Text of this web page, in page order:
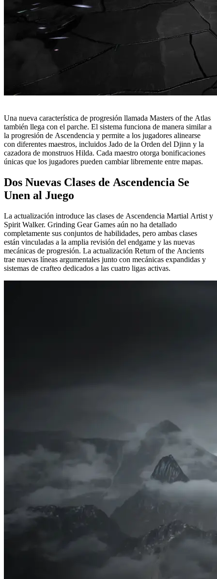
Una nueva característica de progresión llamada Masters of the Atlas
también llega con el parche. El sistema funciona de manera similar a
la progresión de Ascendencia y permite a los jugadores alinearse
con diferentes maestros, incluidos Jado de la Orden del Djinn y la
cazadora de monstruos Hilda. Cada maestro otorga bonificaciones
únicas que los jugadores pueden cambiar libremente entre mapas.
Dos Nuevas Clases de Ascendencia Se
Unen al Juego
La actualización introduce las clases de Ascendencia Martial Artist y
Spirit Walker. Grinding Gear Games aún no ha detallado
completamente sus conjuntos de habilidades, pero ambas clases
están vinculadas a la amplia revisión del endgame y las nuevas
mecánicas de progresión. La actualización Return of the Ancients
trae nuevas líneas argumentales junto con mecánicas expandidas y
sistemas de crafteo dedicados a las cuatro ligas activas.